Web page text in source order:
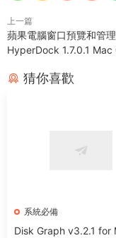
上一篇
蘋果電腦窗口預覽和管
HyperDock 1.7.0.1 Mac
猜你喜歡
系統必備
Disk Graph v3.2.1 for